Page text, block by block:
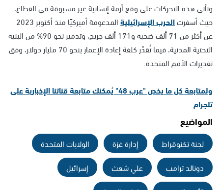
وتأتي هذه التحركات على وقع أزمة إنسانية غير مسبوقة في القطاع،
حيث أسفرتالحرب الإسرائيلية
المدعومة أميركيًا منذ أكتوبر 2023
عن أكثر من 71 ألف ضحية و171 ألف جريح، وتدمير نحو 90% من البنية
التحتية المدنية، فيما تُقدّر كلفة إعادة الإعمار بنحو 70 مليار دولار، وفق
تقديرات الأمم المتحدة.
ولمتابعة كل ما يخص "عرب 48" يُمكنك متابعة قناتنا الإخبارية على
تلجرام
المواضيع
لجنة تكنوقراط إدارة غزة
الولايات المتحدة
دونالد ترامب
علي شعث
إسرائيل